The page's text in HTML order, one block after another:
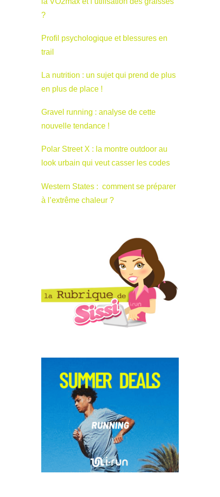
?
Profil psychologique et blessures en
trail
La nutrition : un sujet qui prend de plus
en plus de place !
Gravel running : analyse de cette
nouvelle tendance !
Polar Street X : la montre outdoor au
look urbain qui veut casser les codes
Western States : comment se préparer
à l’extrême chaleur ?